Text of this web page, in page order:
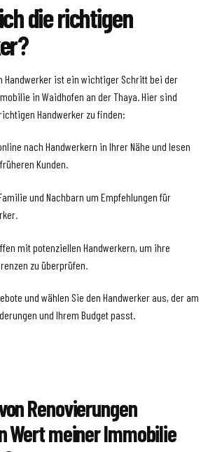
die richtigen
Handwerker ist ein wichtiger Schritt bei der
in Waidhofen an der Thaya. Hier sind
Handwerker zu finden:
nach Handwerkern in Ihrer Nähe und lesen
Kunden.
und Nachbarn um Empfehlungen für
mit potenziellen Handwerkern, um ihre
zu überprüfen.
und wählen Sie den Handwerker aus, der am
und Ihrem Budget passt.
Renovierungen
Wert meiner Immobilie